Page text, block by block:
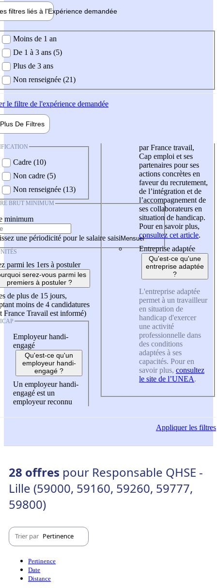
filtres liés à l'Expérience demandée
demandée
Moins de 1 an
De 1 à 3 ans (5)
Plus de 3 ans
Non renseignée (21)
le filtre de l'expérience demandée
Plus De Filtres
Cadre (10)
Non cadre (5)
Non renseignée (13)
BRUT MINIMUM
minimum
une périodicité pour le salaire saisi
parmi les 1ers à postuler
serez-vous parmi les
premiers à postuler ?
de plus de 15 jours,
moins de 4 candidatures
France Travail est informé)
Employeur handi-
engagé
Qu'est-ce qu'un
employeur handi-
engagé ?
Un employeur handi-
engagé est un
employeur reconnu
par France travail,
Cap emploi et ses
partenaires pour ses
actions concrètes en
faveur du recrutement,
de l’intégration et de
l’accompagnement de
ses collaborateurs en
situation de handicap.
Pour en savoir plus,
consultez cet article.
Entreprise adaptée
Qu'est-ce qu'une
entreprise adaptée
?
L'entreprise adaptée
permet à un travailleur
en situation de
handicap d'exercer
une activité
professionnelle dans
des conditions
adaptées à ses
capacités. Pour en
savoir plus, consultez
le site de l’UNEA.
Appliquerles filtres
28 offres pour Responsable QHSE -
Lille (59000, 59160, 59260, 59777,
59800)
Trier par Pertinence
Pertinence
Date
Distance